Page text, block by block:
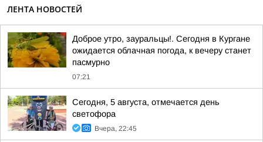
ЛЕНТА НОВОСТЕЙ
Доброе утро, зауральцы!. Сегодня в Кургане
ожидается облачная погода, к вечеру станет
пасмурно
07:21
Сегодня, 5 августа, отмечается день
светофора
Вчера, 22:45